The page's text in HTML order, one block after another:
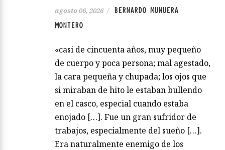
agosto 06, 2026 /
BERNARDO MUNUERA
MONTERO
«casi de cincuenta años, muy pequeño
de cuerpo y poca persona; mal agestado,
la cara pequeña y chupada; los ojos que
si miraban de hito le estaban bullendo
en el casco, especial cuando estaba
enojado […]. Fue un gran sufridor de
trabajos, especialmente del sueño […].
Era naturalmente enemigo de los